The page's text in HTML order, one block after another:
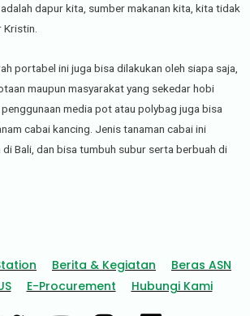
dapur kita, sumber makanan kita, kita tidak
Kristin.
portabel ini juga bisa dilakukan oleh siapa saja,
maupun masyarakat yang sekedar hobi
media pot atau polybag juga bisa
cabai kancing. Jenis tanaman cabai ini
Bali, dan bisa tumbuh subur serta berbuah di
Berita & Kegiatan
Beras ASN
E-Procurement Hubungi Kami